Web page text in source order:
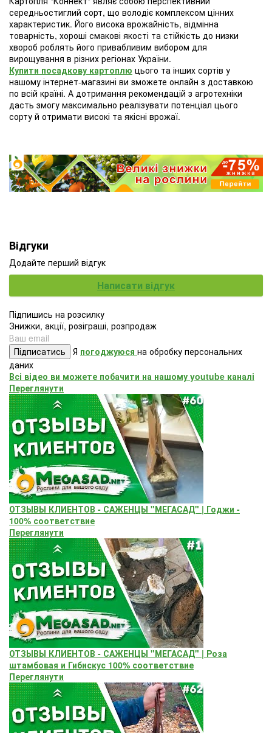
середньостиглий сорт, що володіє комплексом цінних
характеристик. Його висока врожайність, відмінна
товарність, хороші смакові якості та стійкість до низки
хвороб роблять його привабливим вибором для
вирощування в різних регіонах України.
Купити посадкову картоплю цього та інших сортів у
нашому інтернет-магазині ви зможете онлайн з доставкою
по всій країні. А дотримання рекомендацій з агротехніки
дасть змогу максимально реалізувати потенціал цього
сорту й отримати високі та якісні врожаї.
Відгуки
Додайте перший відгук
Написати відгук
Підпишись на розсилку
Знижки, акції, розіграші, розпродаж
Підписатись Я погоджуюся на обробку персональних
даних
Всі відео ви можете побачити на нашому youtube каналі
Переглянути
ОТЗЫВЫ КЛИЕНТОВ - САЖЕНЦЫ "МЕГАСАД" | Годжи -
100% соответствие
Переглянути
ОТЗЫВЫ КЛИЕНТОВ - САЖЕНЦЫ "МЕГАСАД" | Роза
штамбовая и Гибискус 100% соответствие
Переглянути